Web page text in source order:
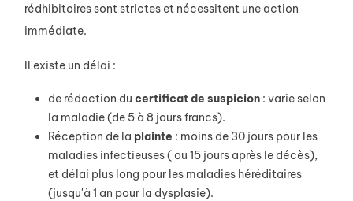
rédhibitoires sont strictes et nécessitent une action
immédiate.
Il existe un délai :
de rédaction du certificat de suspicion : varie selon
la maladie (de 5 à 8 jours francs).
Réception de la plainte : moins de 30 jours pour les
maladies infectieuses ( ou 15 jours après le décès),
et délai plus long pour les maladies héréditaires
(jusqu'à 1 an pour la dysplasie).